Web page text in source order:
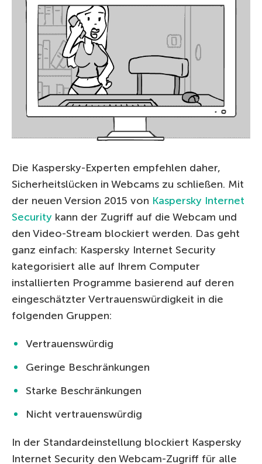
Die Kaspersky-Experten empfehlen daher,
Sicherheitslücken in Webcams zu schließen. Mit
der neuen Version 2015 von Kaspersky Internet
Security kann der Zugriff auf die Webcam und
den Video-Stream blockiert werden. Das geht
ganz einfach: Kaspersky Internet Security
kategorisiert alle auf Ihrem Computer
installierten Programme basierend auf deren
eingeschätzter Vertrauenswürdigkeit in die
folgenden Gruppen:
Vertrauenswürdig
Geringe Beschränkungen
Starke Beschränkungen
Nicht vertrauenswürdig
In der Standardeinstellung blockiert Kaspersky
Internet Security den Webcam-Zugriff für alle